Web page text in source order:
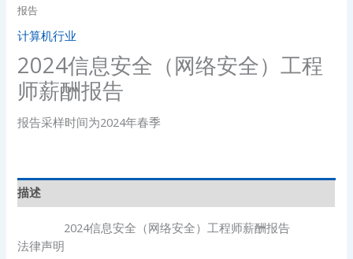
报告
计算机行业
2024信息安全（网络安全）工程
师薪酬报告
报告采样时间为2024年春季
描述
2024信息安全（网络安全）工程师薪酬报告
法律声明